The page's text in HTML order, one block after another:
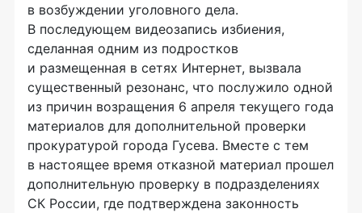
в возбуждении уголовного дела.
В последующем видеозапись избиения,
сделанная одним из подростков
и размещенная в сетях Интернет, вызвала
существенный резонанс, что послужило одной
из причин возращения 6 апреля текущего года
материалов для дополнительной проверки
прокуратурой города Гусева. Вместе с тем
в настоящее время отказной материал прошел
дополнительную проверку в подразделениях
СК России, где подтверждена законность